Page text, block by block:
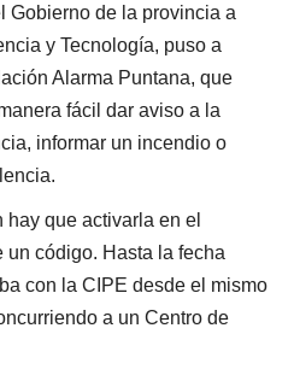
Gobierno de la provincia a
y Tecnología, puso a
Alarma Puntana, que
fácil dar aviso a la
informar un incendio o
que activarla en el
código. Hasta la fecha
con la CIPE desde el mismo
a un Centro de